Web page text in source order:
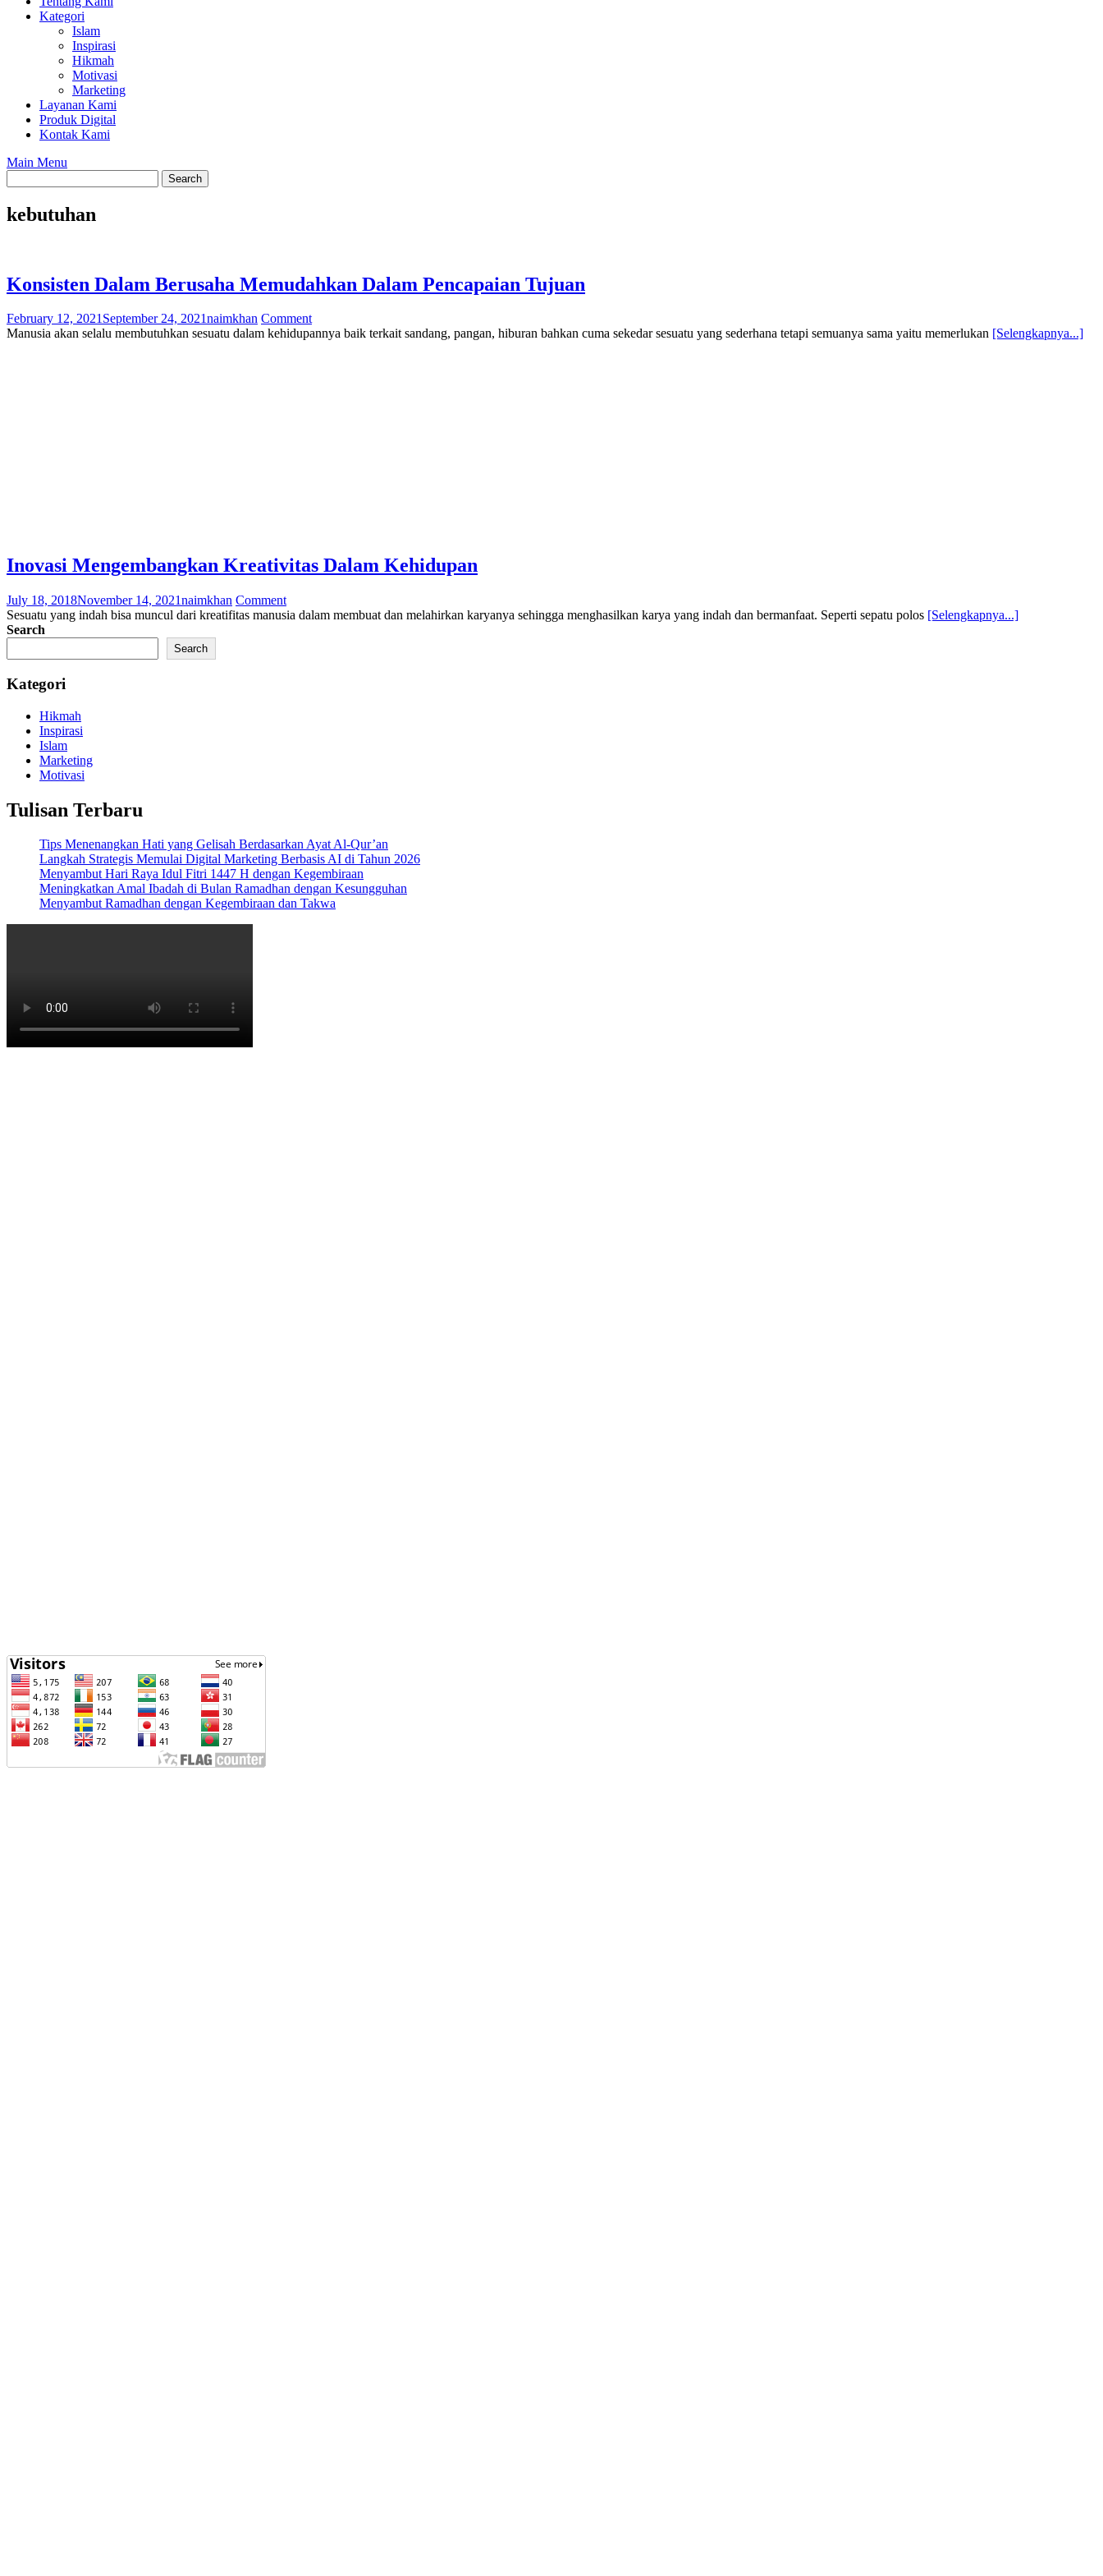
Kategori
Islam
Inspirasi
Hikmah
Motivasi
Marketing
Layanan Kami
Produk Digital
Kontak Kami
Main Menu
kebutuhan
Konsisten Dalam Berusaha Memudahkan Dalam Pencapaian Tujuan
February 12, 2021September 24, 2021naimkhan Comment
Manusia akan selalu membutuhkan sesuatu dalam kehidupannya baik terkait sandang, pangan, hiburan bahkan cuma sekedar sesuatu yang sederhana tetapi semuanya sama yaitu memerlukan [Selengkapnya...]
Inovasi Mengembangkan Kreativitas Dalam Kehidupan
July 18, 2018November 14, 2021naimkhan Comment
Sesuatu yang indah bisa muncul dari kreatifitas manusia dalam membuat dan melahirkan karyanya sehingga menghasilkan karya yang indah dan bermanfaat. Seperti sepatu polos [Selengkapnya...]
Search
Search
Kategori
Hikmah
Inspirasi
Islam
Marketing
Motivasi
Tulisan Terbaru
Tips Menenangkan Hati yang Gelisah Berdasarkan Ayat Al-Qur’an
Langkah Strategis Memulai Digital Marketing Berbasis AI di Tahun 2026
Menyambut Hari Raya Idul Fitri 1447 H dengan Kegembiraan
Meningkatkan Amal Ibadah di Bulan Ramadhan dengan Kesungguhan
Menyambut Ramadhan dengan Kegembiraan dan Takwa